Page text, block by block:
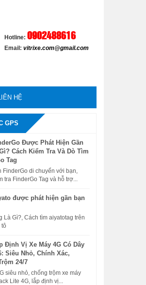
Hotline: 0902488616
Email: vitrixe.com@gmail.com
HỆ
GPS
Được Phát Hiện Gần
Cách Kiểm Tra Và Dò Tìm
Tag
FinderGo di chuyển với bạn,
tra FinderGo Tag và hỗ trợ...
được phát hiện gần bạn
Là Gì?, Cách tìm aiyatotag trên
tô
Vị Xe Máy 4G Có Dây
Siêu Nhỏ, Chính Xác,
24/7
siêu nhỏ, chống trộm xe máy
Lite 4G, lắp định vị...